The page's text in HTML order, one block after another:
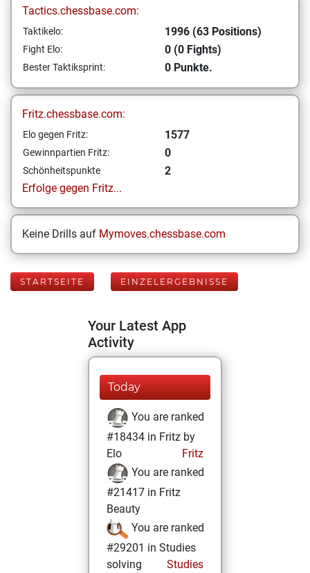
Tactics.chessbase.com:
Taktikelo: 1996 (63 Positions)
Fight Elo: 0 (0 Fights)
Bester Taktiksprint: 0 Punkte.
Fritz.chessbase.com:
Elo gegen Fritz: 1577
Gewinnpartien Fritz: 0
Schönheitspunkte
2
Erfolge gegen Fritz...
Keine Drills auf Mymoves.chessbase.com
STARTSEITE EINZELERGEBNISSE
Your Latest App
Activity
Today
You are ranked
#18434 in Fritz by
Elo
Fritz
You are ranked
#21417 in Fritz
Beauty
You are ranked
#29201 in Studies
solving
Studies